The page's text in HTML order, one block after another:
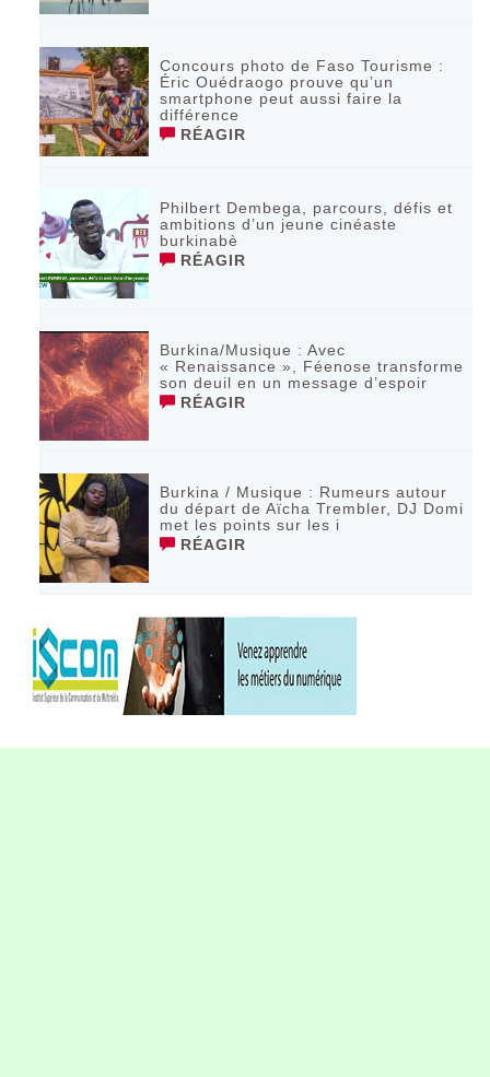
Concours photo de Faso Tourisme :
Éric Ouédraogo prouve qu’un
smartphone peut aussi faire la
différence
RÉAGIR
Philbert Dembega, parcours, défis et
ambitions d’un jeune cinéaste
burkinabè
RÉAGIR
Burkina/Musique : Avec
« Renaissance », Féenose transforme
son deuil en un message d’espoir
RÉAGIR
Burkina / Musique : Rumeurs autour
du départ de Aïcha Trembler, DJ Domi
met les points sur les i
RÉAGIR